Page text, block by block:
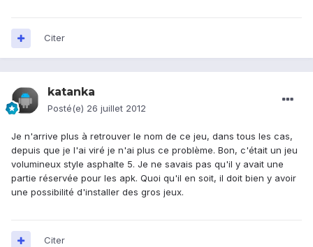
Citer
katanka
Posté(e) 26 juillet 2012
Je n'arrive plus à retrouver le nom de ce jeu, dans tous les cas,
depuis que je l'ai viré je n'ai plus ce problème. Bon, c'était un jeu
volumineux style asphalte 5. Je ne savais pas qu'il y avait une
partie réservée pour les apk. Quoi qu'il en soit, il doit bien y avoir
une possibilité d'installer des gros jeux.
Citer